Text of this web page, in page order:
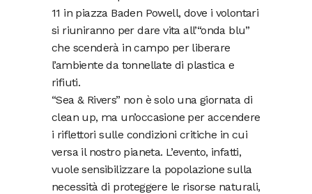
11 in piazza Baden Powell, dove i volontari
si riuniranno per dare vita all’“onda blu”
che scenderà in campo per liberare
l’ambiente da tonnellate di plastica e
rifiuti.
“Sea & Rivers” non è solo una giornata di
clean up, ma un’occasione per accendere
i riflettori sulle condizioni critiche in cui
versa il nostro pianeta. L’evento, infatti,
vuole sensibilizzare la popolazione sulla
necessità di proteggere le risorse naturali,